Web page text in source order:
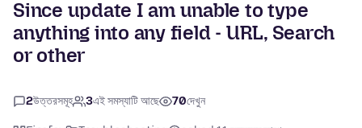
Since update I am unable to type
anything into any field - URL, Search
or other
2উত্তরসমূহ 3এই সমস্যাটি আছে 70দেখুন